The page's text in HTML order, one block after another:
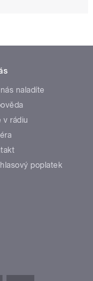
naladíte
v rádiu
poplatek